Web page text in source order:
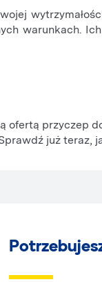
warunkach.
ofertą przyczep
już teraz,